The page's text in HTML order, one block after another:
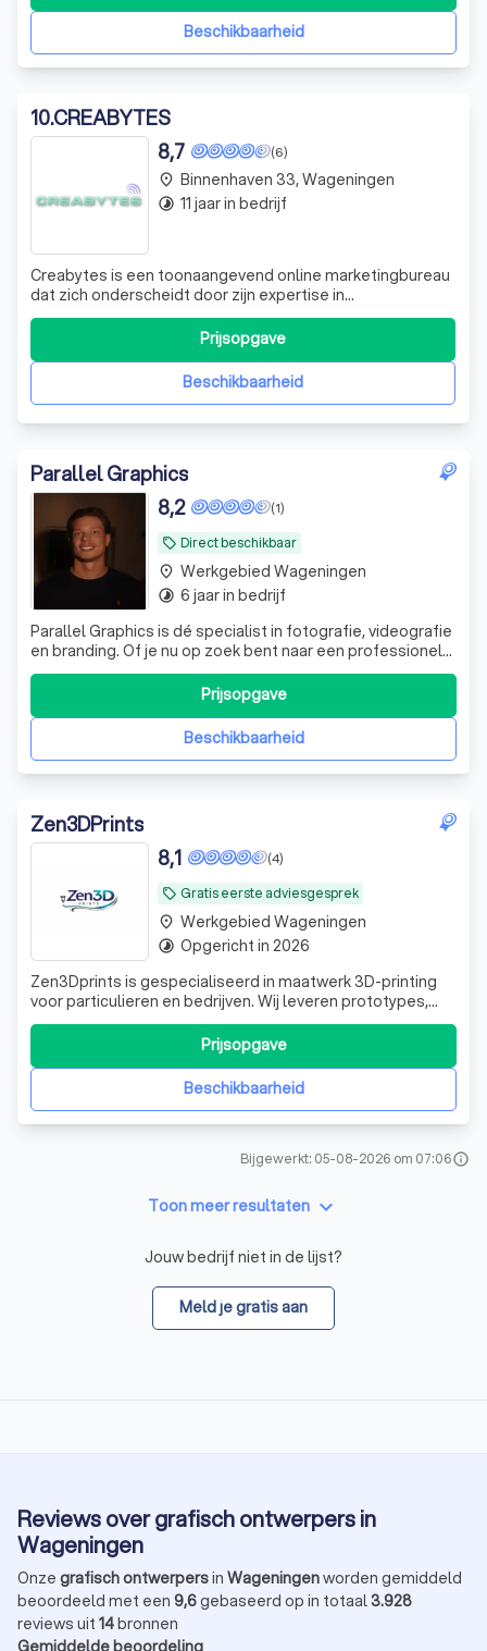
Beschikbaarheid
10.CREABYTES
(6)
8,7
Creabytes is een toonaangevend online marketingbureau
dat zich onderscheidt door zijn expertise in
websiteontwikkeling en optimalisatie. Wij zijn er trots op
dat we onze klanten een uitstekende service bieden,
waarbij we ons houden aan de gemaakte afspraken en
snel en nauwkeurig werken. Onze communi
Beschikbaarheid
Prijsopgave
place Binnenhaven 33, Wageningen
timelapse 11 jaar in bedrijf
Parallel Graphics
local_offer Direct beschikbaar
(1)
8,2
Parallel Graphics is dé specialist in fotografie, videografie
en branding. Of je nu op zoek bent naar een professionele
bedrijfsvideo, top foto's voor je nieuwe startup of een
complete rebranding inclusief logo, huisstijl en drukwerk.
wij zorgen voor een sterke en consistente uitstraling die
past b
Beschikbaarheid
Prijsopgave
place Werkgebied Wageningen
timelapse 6 jaar in bedrijf
Zen3DPrints
local_offer Gratis eerste adviesgesprek
(4)
8,1
Zen3Dprints is gespecialiseerd in maatwerk 3D-printing
voor particulieren en bedrijven. Wij leveren prototypes,
onderdelen en gepersonaliseerde producten met oog
voor kwaliteit, snelle service en nette afwerking. Van
enkelstuks tot kleine oplages: Zen3Dprints denkt mee van
ontwerp tot eindproduct.Beschikbaarheid
Prijsopgave
place Werkgebied Wageningen
timelapse Opgericht in 2026
Bijgewerkt: 05-08-2026 om 07:06info
Toon meer resultaten keyboard_arrow_down
Jouw bedrijf niet in de lijst?
Meld je gratis aan
Reviews over grafisch ontwerpers in
Wageningen
Onze grafisch ontwerpersin Wageningenworden gemiddeld
beoordeeld met een 9,6gebaseerd op in totaal3.928
reviews uit 14bronnen